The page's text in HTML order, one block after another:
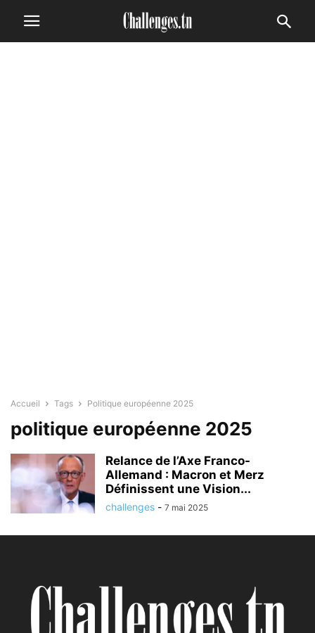
Accueil Tags Politique européenne 2025
politique européenne 2025
Relance de l’Axe Franco-
Allemand : Macron et Merz
Définissent une Vision...
challenges - 7 mai 2025